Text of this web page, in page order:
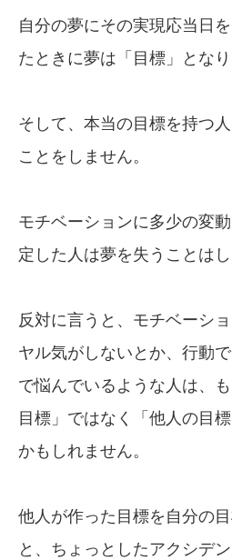
自分の夢にその実現応当日
たときに夢は「目標」となり
そして、本当の目標を持つ
ことをしません。
モチベーションに多少の変
定した人は夢を失うことはし
反対に言うと、モチベーシ
ヤル気がしないとか、行動
で悩んでいるような人は、
目標」ではなく「他人の目
かもしれません。
他人が作った目標を自分の
と、ちょっとしたアクシデ